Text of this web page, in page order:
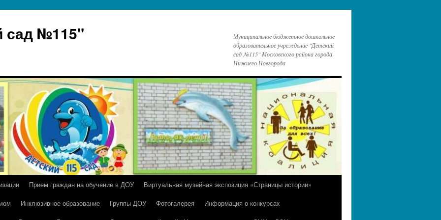
сад №115"
Муниципальное бюджетное дошкольное
образовательное учреждение "Детский
сад №115" Московского района города
Нижнего Новгорода
Прием граждан на обучение в ДОУ
Виртуальная музейная экспозиция «Страницы истории»
Инклюзивное образование Группы ДОУ Фотогалерея
Информация о конкурсах